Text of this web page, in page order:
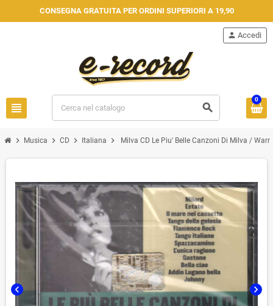
CONSEGNA GRATUITA PER ORDINI SUPERIORI A 19,90
view_headline search
person Accedi
0
chevron_right Musica chevron_right CD chevron_right Italiana chevron_right Milva CD Le Piu' Belle Canzoni Di Milva /
chevron_left chevron_right